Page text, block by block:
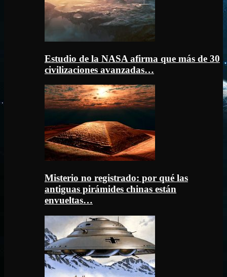
Estudio de la NASA afirma que más de 30
civilizaciones avanzadas…
Misterio no registrado: por qué las
antiguas pirámides chinas están
envueltas…